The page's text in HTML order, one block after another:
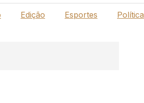
Edição Esportes Política